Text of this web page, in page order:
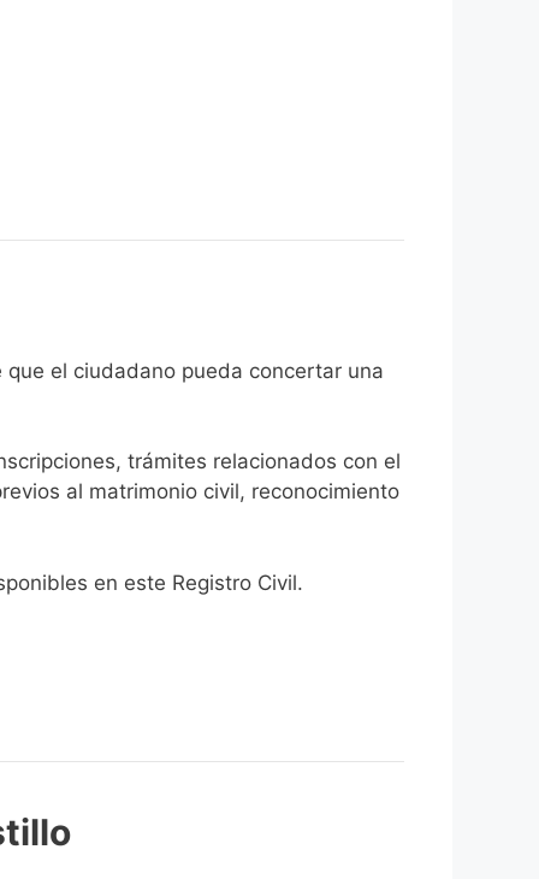
el ciudadano pueda concertar una
trámites relacionados con el
al matrimonio civil, reconocimiento
en este Registro Civil.​